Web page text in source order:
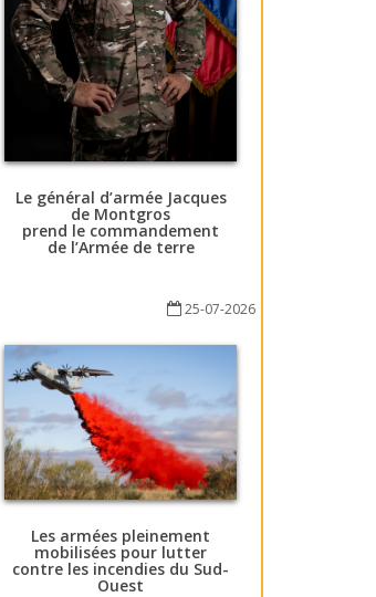
Le général d’armée Jacques
de Montgros
prend le commandement
de l’Armée de terre
25-07-2026
Les armées pleinement
mobilisées pour lutter
contre les incendies du Sud-
Ouest